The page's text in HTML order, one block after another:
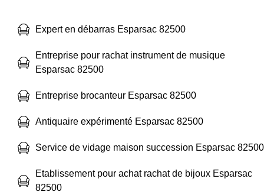
Expert en débarras Esparsac 82500
Entreprise pour rachat instrument de musique
Esparsac 82500
Entreprise brocanteur Esparsac 82500
Antiquaire expérimenté Esparsac 82500
Service de vidage maison succession Esparsac 82500
Etablissement pour achat rachat de bijoux Esparsac
82500